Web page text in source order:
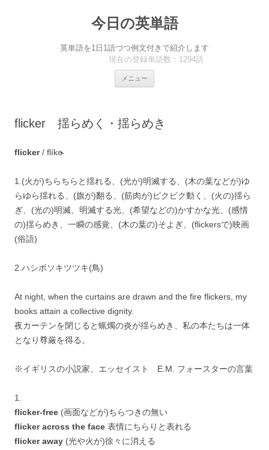
今日の英単語
英単語を1日1語づつ例文付きで紹介します
現在の登録単語数：1294語
メニュー
ス
キ
flicker 揺らめく・揺らめき
flicker/ flíkɚ
1.(火が)ちらちらと揺れる、(光が)明滅する、(木の葉などが)ゆ
らゆら揺れる、(旗が)翻る、(筋肉が)ピクピク動く、(火の)揺ら
ぎ、(光の)明滅、明滅する光、(希望などの)かすかな光、(感情
の)揺らめき、一瞬の感覚、(木の葉の)そよぎ、(flickersで)映画
(俗語)
2.ハシボソキツツキ(鳥)
At night, when the curtains are drawn and the fire flickers, my
books attain a collective dignity.
夜カーテンを閉じると蝋燭の炎が揺らめき、私の本たちは一体
となり尊厳を得る。
※イギリスの小説家、エッセイスト E.M. フォースターの言葉
1.
flicker-free (画面などが)ちらつきの無い
flicker across the face 表情にちらりと表れる
flicker away (光や火が)徐々に消える